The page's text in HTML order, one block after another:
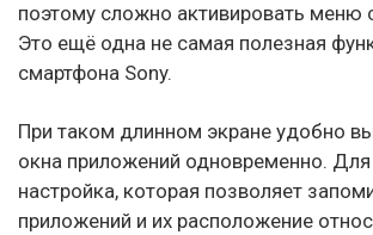
поэтому сложно активировать меню
Это ещё одна не самая полезная
смартфона Sony.
При таком длинном экране удобно
окна приложений одновременно. Для
настройка, которая позволяет
приложений и их расположение